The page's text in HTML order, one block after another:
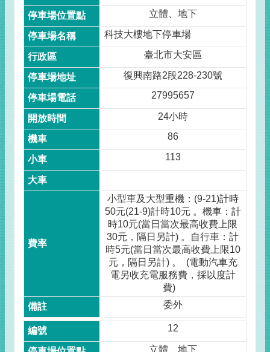
立體、地下
科技大樓地下停車場
臺北市大安區
復興南路2段228-230號
27995657
24小時
86
113
小型車及大型重機：(9-21)計時
50元(21-9)計時10元 。機車：計
時10元(當日當次最高收費上限
30元，隔日另計) 。自行車：計
時5元(當日當次最高收費上限10
元，隔日另計) 。 (電動汽車充
電另收充電服務費，採以度計
費)
委外
12
立體、地下